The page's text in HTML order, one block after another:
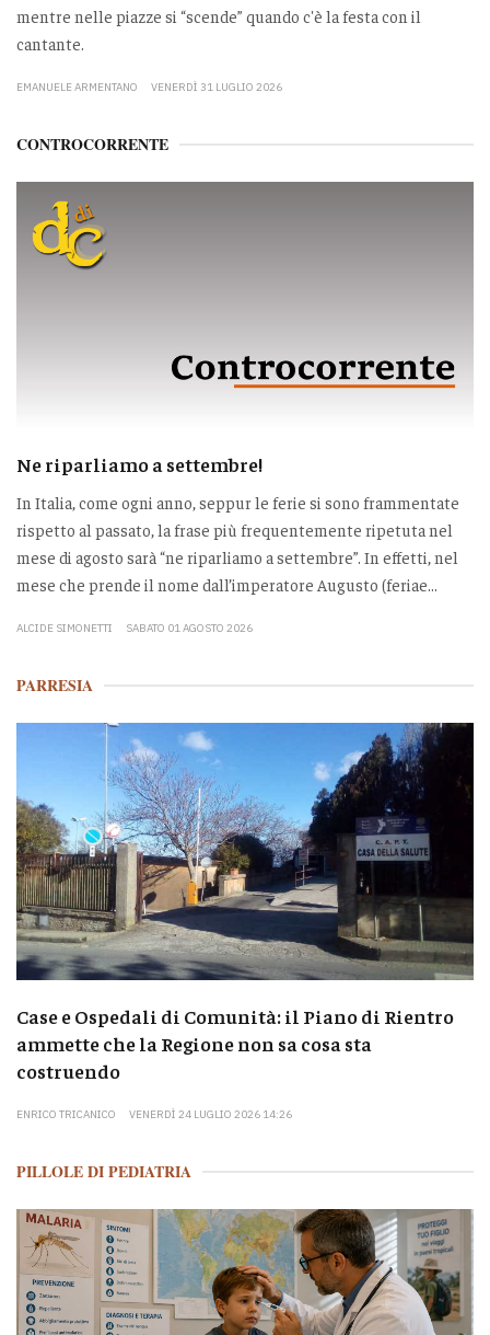
mentre nelle piazze si “scende” quando c'è la festa con il
cantante.
EMANUELE ARMENTANO VENERDÌ 31 LUGLIO 2026
CONTROCORRENTE
Ne riparliamo a settembre!
In Italia, come ogni anno, seppur le ferie si sono frammentate
rispetto al passato, la frase più frequentemente ripetuta nel
mese di agosto sarà “ne riparliamo a settembre”. In effetti, nel
mese che prende il nome dall’imperatore Augusto (feriae...
ALCIDE SIMONETTI SABATO 01 AGOSTO 2026
PARRESIA
Case e Ospedali di Comunità: il Piano di Rientro
ammette che la Regione non sa cosa sta
costruendo
ENRICO TRICANICO VENERDÌ 24 LUGLIO 2026 14:26
PILLOLE DI PEDIATRIA